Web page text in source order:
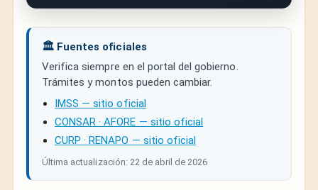
🏛️ Fuentes oficiales
Verifica siempre en el portal del gobierno.
Trámites y montos pueden cambiar.
IMSS — sitio oficial
CONSAR · AFORE — sitio oficial
CURP · RENAPO — sitio oficial
Última actualización: 22 de abril de 2026